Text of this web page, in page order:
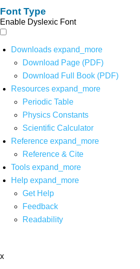
Font Type
Enable Dyslexic Font
Downloads expand_more
Download Page (PDF)
Download Full Book (PDF)
Resources expand_more
Periodic Table
Physics Constants
Scientific Calculator
Reference expand_more
Reference & Cite
Tools expand_more
Help expand_more
Get Help
Feedback
Readability
x